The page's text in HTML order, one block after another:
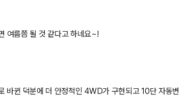
여름쯤 될 것 같다고 하네요~!
바뀐 덕분에 더 안정적인 4WD가 구현되고 10단 자동변